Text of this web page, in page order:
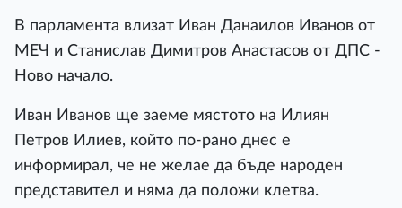
В парламента влизат Иван Данаилов Иванов от
МЕЧ и Станислав Димитров Анастасов от ДПС -
Ново начало.
Иван Иванов ще заеме мястото на Илиян
Петров Илиев, който по-рано днес е
информирал, че не желае да бъде народен
представител и няма да положи клетва.